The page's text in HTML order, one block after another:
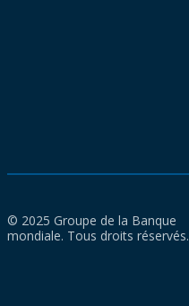
© 2025 Groupe de la Banque
mondiale. Tous droits réservés.